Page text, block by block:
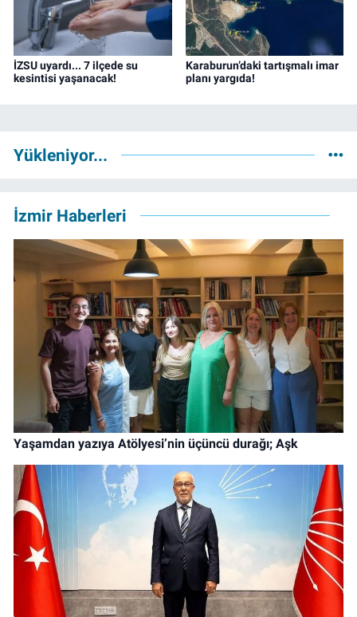
İZSU uyardı... 7 ilçede su
kesintisi yaşanacak!
Karaburun’daki tartışmalı imar
planı yargıda!
Yükleniyor...
İzmir Haberleri
Yaşamdan yazıya Atölyesi’nin üçüncü durağı; Aşk